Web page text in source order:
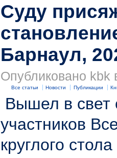
Суду
Барнаул,
Опубликовано kbk
Все статьи Новости Публикации
Вышел в свет
участников
круглого стола